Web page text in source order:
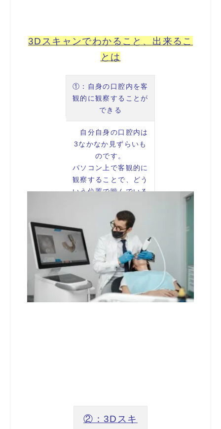
3Dスキャンでわかること、出来るこ
とは
①：自身の口腔内を客
観的に観察することが
できる
自分自身の口腔内は
3なかなか見ずらいも
のです。
パソコン上で客観的に
観察することで、どう
いう位置で噛んでいる
す。
②：3Dスキ